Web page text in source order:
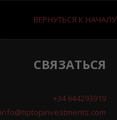
ВЕРНУТЬСЯ К НАЧАЛУ
СВЯЗАТЬСЯ
+34 644293919
info@tiptopinvestments.com